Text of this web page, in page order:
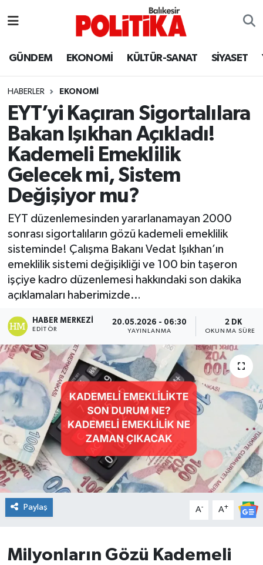
GÜNDEM EKONOMİ KÜLTÜR-SANAT SİYASET
HABERLER EKONOMİ
EYT’yi Kaçıran Sigortalılara
Bakan Işıkhan Açıkladı!
Kademeli Emeklilik
Gelecek mi, Sistem
Değişiyor mu?
EYT düzenlemesinden yararlanamayan 2000
sonrası sigortalıların gözü kademeli emeklilik
sisteminde! Çalışma Bakanı Vedat Işıkhan’ın
emeklilik sistemi değişikliği ve 100 bin taşeron
işçiye kadro düzenlemesi hakkındaki son dakika
açıklamaları haberimizde…
HABER MERKEZI
EDITÖR
20.05.2026 - 06:30
YAYINLANMA
2 DK
OKUNMA SÜRESI
Paylaş A- A+
Milyonların Gözü Kademeli
Ayvalık
Balya
Bandırma
Bigadiç
BİYOGRAFİLER
Burhaniye
ÇEVRE
DÜNYA
Edremit
EĞİTİM
EKONOMİ
Erdek
Gömeç
Gönen
İvrindi
Balıkesir Hava Durumu
Balıkesir Namaz Vakitleri
Balıkesir Trafik Yoğunluk Haritası
Süper Lig Puan Durumu ve Fikstür
Tüm Manşetler
Son Dakika Haberleri
Haber Arşivi